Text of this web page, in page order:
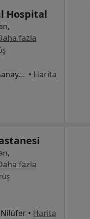
Hospital
fazla
Emek Zekai Gümüşdiş Mahallesi Sanayi Caddesi No:614, Osmangazi • Harita
fazla
Nilüfer • Harita